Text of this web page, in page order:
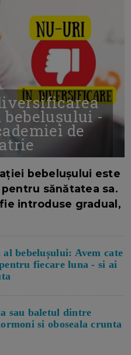
-
de
bebelușului este
sănătatea sa.
introduse gradual,
bebelușului: Avem cate
fiecare luna - si ai
sau baletul dintre
si oboseala crunta